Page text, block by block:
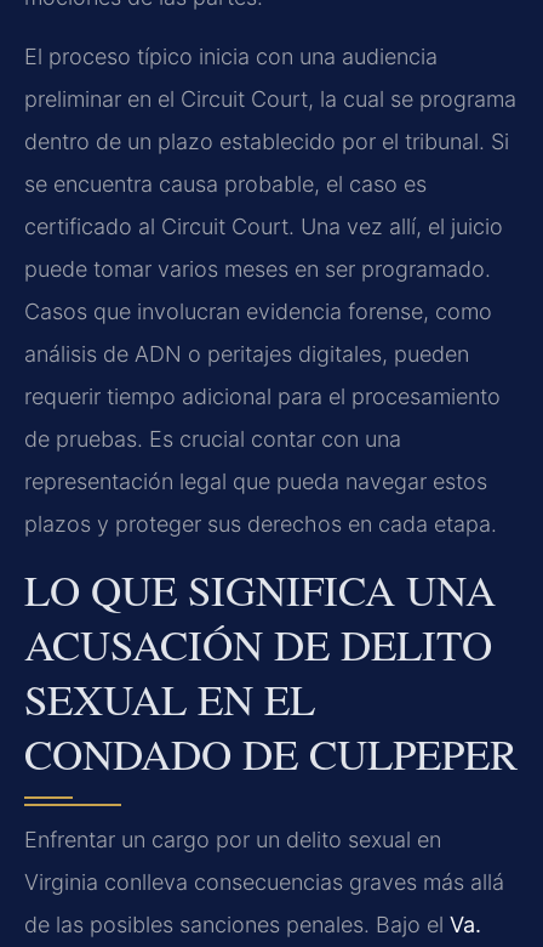
El proceso típico inicia con una audiencia
preliminar en el Circuit Court, la cual se programa
dentro de un plazo establecido por el tribunal. Si
se encuentra causa probable, el caso es
certificado al Circuit Court. Una vez allí, el juicio
puede tomar varios meses en ser programado.
Casos que involucran evidencia forense, como
análisis de ADN o peritajes digitales, pueden
requerir tiempo adicional para el procesamiento
de pruebas. Es crucial contar con una
representación legal que pueda navegar estos
plazos y proteger sus derechos en cada etapa.
LO QUE SIGNIFICA UNA
ACUSACIÓN DE DELITO
SEXUAL EN EL
CONDADO DE CULPEPER
Enfrentar un cargo por un delito sexual en
Virginia conlleva consecuencias graves más allá
de las posibles sanciones penales. Bajo el Va.